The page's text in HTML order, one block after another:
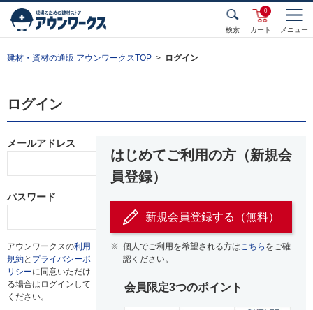
検索 カート
0
メニュー
建材・資材の通販 アウンワークスTOP ログイン
ログイン
メールアドレス
パスワード
アウンワークスの利用
規約と プライバシーポ
リシーに同意いただけ
る場合はログインして
ください。
はじめてご利用の方（新規会
員登録）
新規会員登録する（無料）
※ 個人でご利用を希望される方はこちら をご確
認ください。
会員限定3つのポイント